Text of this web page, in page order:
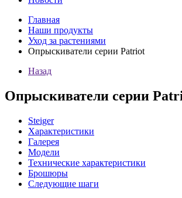
Главная
Наши продукты
Уход за растениями
Опрыскиватели серии Patriot
Назад
Опрыскиватели серии
Steiger
Характеристики
Галерея
Модели
Технические характеристики
Брошюры
Следующие шаги